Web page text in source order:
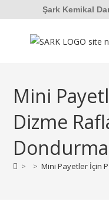
Şark Kemikal
Mini
Dizme
Dondurma
> > Mini Payetler İçin